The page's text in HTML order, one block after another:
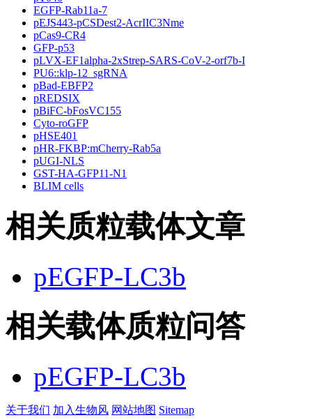
EGFP-Rab11a-7
pEJS443-pCSDest2-AcrIIC3Nme
pCas9-CR4
GFP-p53
pLVX-EF1alpha-2xStrep-SARS-CoV-2-orf7b-I
PU6::klp-12_sgRNA
pBad-EBFP2
pREDSIX
pBiFC-bFosVC155
Cyto-roGFP
pHSE401
pHR-FKBP:mCherry-Rab5a
pUGI-NLS
GST-HA-GFP11-N1
BLIM cells
相关质粒载体文章
pEGFP-LC3b
相关载体质粒问答
pEGFP-LC3b
关于我们 加入生物风 网站地图 Sitemap